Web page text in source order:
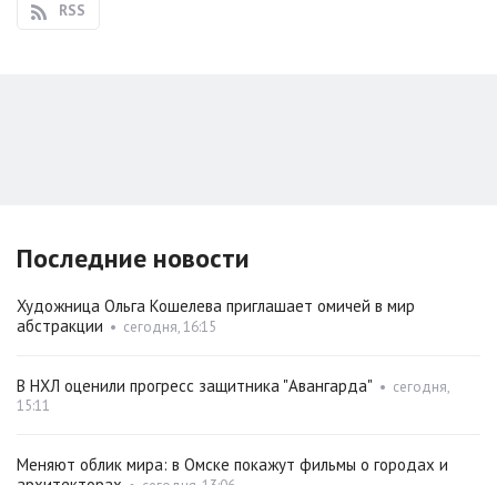
RSS
Последние новости
Художница Ольга Кошелева приглашает омичей в мир
абстракции • сегодня, 16:15
В НХЛ оценили прогресс защитника "Авангарда" • сегодня,
15:11
Меняют облик мира: в Омске покажут фильмы о городах и